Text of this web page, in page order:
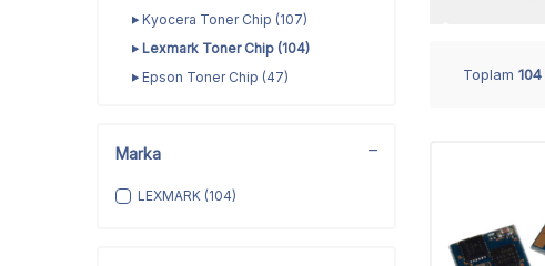
Kyocera Toner Chip (107)
Lexmark Toner Chip (104)
Epson Toner Chip (47)
Utax Toner Chip
Develop Toner Chip
Marka
LEXMARK (104)
Toplam 104